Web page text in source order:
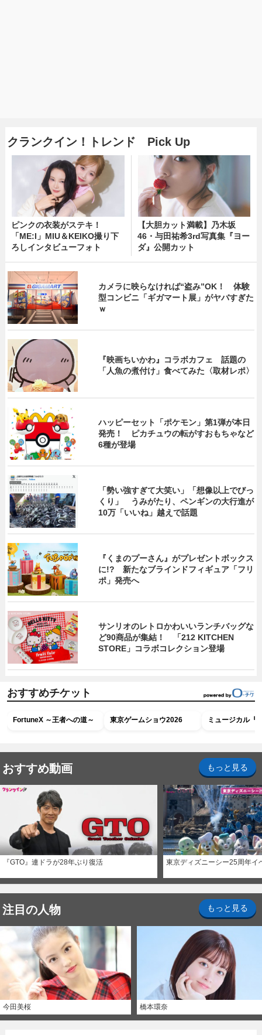
クランクイン！トレンド Pick Up
ピンクの衣装がステキ！
「ME:I」MIU＆KEIKO撮り下
ろしインタビューフォト
【大胆カット満載】乃木坂
46・与田祐希3rd写真集『ヨー
ダ』公開カット
カメラに映らなければ“盗み”OK！ 体験
型コンビニ「ギガマート展」がヤバすぎた
ｗ
『映画ちいかわ』コラボカフェ 話題の
「人魚の煮付け」食べてみた〈取材レポ〉
ハッピーセット「ポケモン」第1弾が本日
発売！ ピカチュウの転がすおもちゃなど
6種が登場
「勢い強すぎて大笑い」「想像以上でびっ
くり」 うみがたり、ペンギンの大行進が
10万「いいね」越えで話題
『くまのプーさん』がプレゼントボックス
に!? 新たなブラインドフィギュア「フリ
ポ」発売へ
サンリオのレトロかわいいランチバッグな
ど90商品が集結！ 「212 KITCHEN
STORE」コラボコレクション登場
おすすめチケット
FortuneX ～王者への道～ 東京ゲームショウ2026 ミュージカル『
おすすめ動画 もっと見る
『GTO』連ドラが28年ぶり復活 東京ディズニーシー25周年イ
注目の人物 もっと見る
今田美桜 橋本環奈